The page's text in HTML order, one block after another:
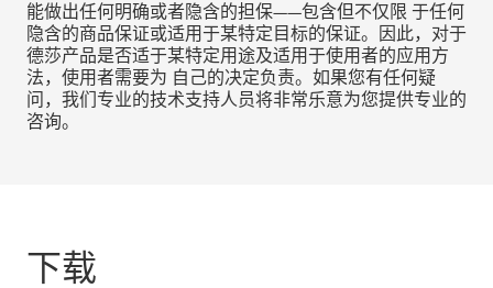
能做出任何明确或者隐含的担保——包含但不仅限 于任何
隐含的商品保证或适用于某特定目标的保证。因此，对于
德莎产品是否适于某特定用途及适用于使用者的应用方
法，使用者需要为 自己的决定负责。如果您有任何疑
问，我们专业的技术支持人员将非常乐意为您提供专业的
咨询。
下载